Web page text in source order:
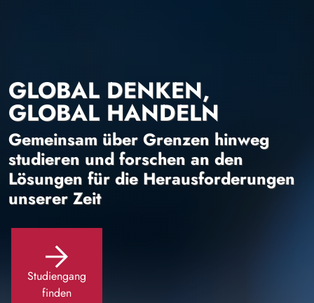
GLOBAL DENKEN,
GLOBAL HANDELN
Gemeinsam über Grenzen hinweg
studieren und forschen an den
Lösungen für die Herausforderungen
unserer Zeit
Studiengang
finden